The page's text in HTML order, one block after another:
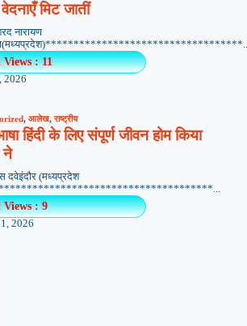
मिट जातीं
नारायण
Views : 11
2026
, आलेख,राष्ट्रीय
हिंदी के लिए संपूर्ण जीवन होम किया
ने
दवेइंदौर (मध्यप्रदेश
Views : 9
2026